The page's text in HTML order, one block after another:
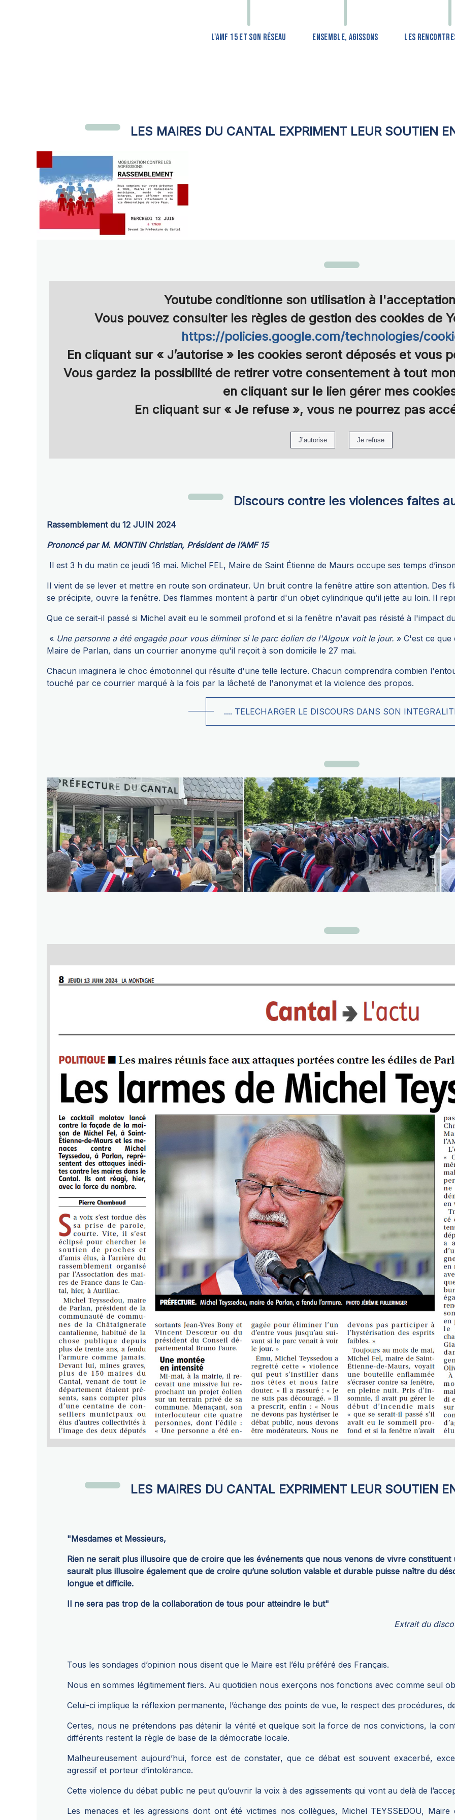
L'AMF 15 ET SON RÉSEAU ENSEMBLE, AGISSONS LES
LES MAIRES DU CANTAL EXPRIMENT LEUR SOUTIEN
Youtube conditionne son utilisation à
Vous pouvez consulter les règles de gestion des cookies de
https://policies.google.com/technologies/
En cliquant sur « J’autorise » les cookies seront déposés et vous
Vous gardez la possibilité de retirer votre consentement à tout
en cliquant sur le lien gérer mes
En cliquant sur « Je refuse », vous ne pourrez pas
Discours contre les violences faites
Rassemblement du 12 JUIN 2024
Prononcé par M. MONTIN Christian, Président de l’AMF 15
Il est 3 h du matin ce jeudi 16 mai. Michel FEL, Maire de Saint Étienne de Maurs occupe ses temps
Il vient de se lever et mettre en route son ordinateur. Un bruit contre la fenêtre attire son attention. Des
se précipite, ouvre la fenêtre. Des flammes montent à partir d'un objet cylindrique qu'il jette au loin. Il
Que ce serait-il passé si Michel avait eu le sommeil profond et si la fenêtre n'avait pas résisté à l'impact
« Une personne a été engagée pour vous éliminer si le parc éolien de l'Algoux voit le jour. » C'est ce que
Maire de Parlan, dans un courrier anonyme qu'il reçoit à son domicile le 27 mai.
Chacun imaginera le choc émotionnel qui résulte d'une telle lecture. Chacun comprendra combien
touché par ce courrier marqué à la fois par la lâcheté de l'anonymat et la violence des propos.
.... TELECHARGER LE DISCOURS DANS SON
LES MAIRES DU CANTAL EXPRIMENT LEUR SOUTIEN
"Mesdames et Messieurs,
Rien ne serait plus illusoire que de croire que les événements que nous venons de vivre constituent
saurait plus illusoire également que de croire qu’une solution valable et durable puisse naître du
longue et difficile.
Il ne sera pas trop de la collaboration de tous pour atteindre le but"
Extrait du
Tous les sondages d’opinion nous disent que le Maire est l’élu préféré des Français.
Nous en sommes légitimement fiers. Au quotidien nous exerçons nos fonctions avec comme seul
Celui-ci implique la réflexion permanente, l’échange des points de vue, le respect des procédures,
Certes, nous ne prétendons pas détenir la vérité et quelque soit la force de nos convictions, la
différents restent la règle de base de la démocratie locale.
Malheureusement aujourd’hui, force est de constater, que ce débat est souvent exacerbé,
agressif et porteur d’intolérance.
Cette violence du débat public ne peut qu’ouvrir la voix à des agissements qui vont au delà de
Les menaces et les agressions dont ont été victimes nos collègues, Michel TEYSSEDOU,